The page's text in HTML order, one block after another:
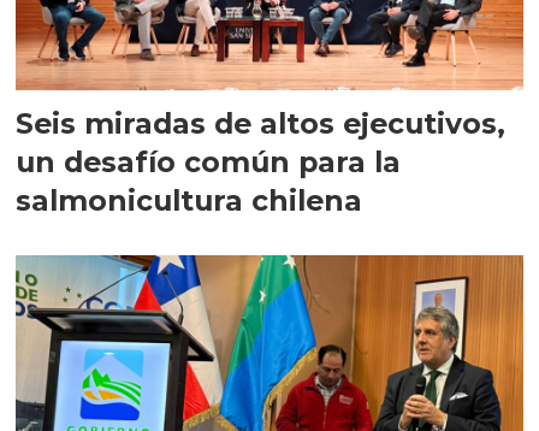
Seis miradas de altos ejecutivos,
un desafío común para la
salmonicultura chilena